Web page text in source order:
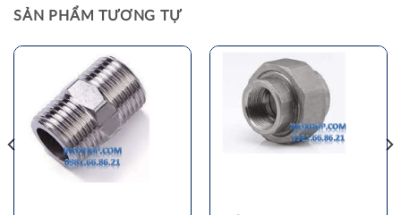
SẢN PHẨM TƯƠNG TỰ